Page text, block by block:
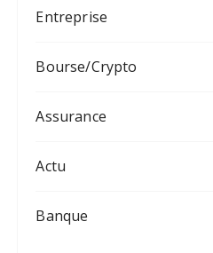
Entreprise
Bourse/Crypto
Assurance
Actu
Banque